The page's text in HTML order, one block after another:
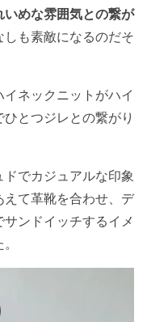
いめな雰囲気との繋が
も素敵になるのだそ
ネックニットがハイ
とつジレとの繋がり
でカジュアルな印象
て革靴を合わせ、デ
ンドイッチするイメ